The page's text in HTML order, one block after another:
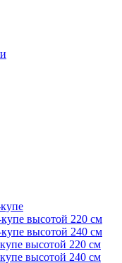
высотой 220 см
высотой 240 см
высотой 220 см
высотой 240 см